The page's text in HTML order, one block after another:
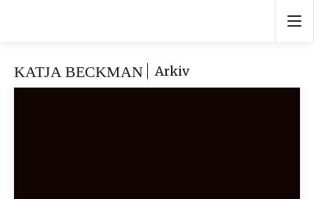
KATJA BECKMAN Arkiv